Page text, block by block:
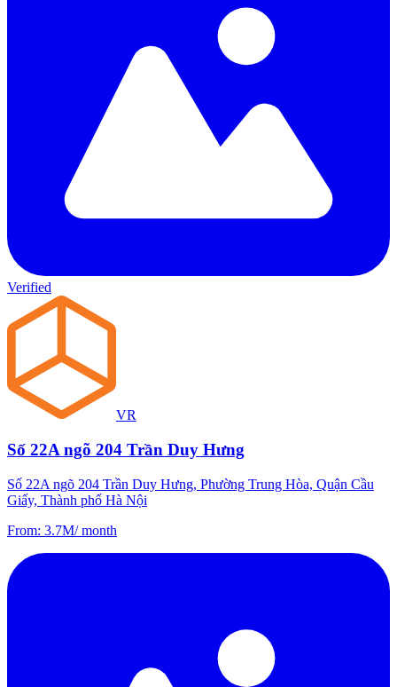
Verified
VR
Số 22A ngõ 204 Trần Duy Hưng
Số 22A ngõ 204 Trần Duy Hưng, Phường Trung Hòa, Quận Cầu
Giấy, Thành phố Hà Nội
From: 3.7M/month